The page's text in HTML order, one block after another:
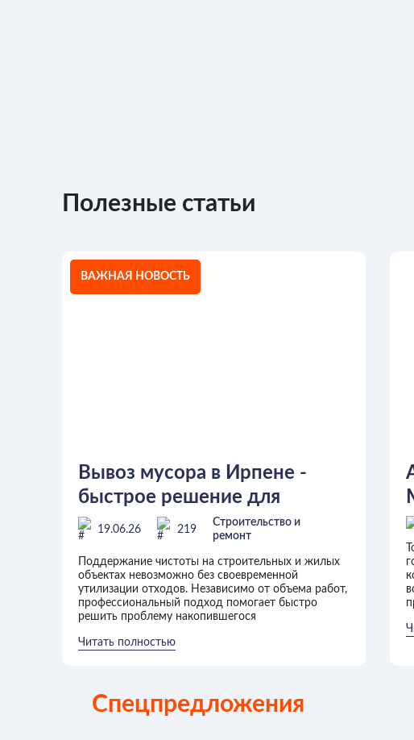
Полезные статьи
ВАЖНАЯ НОВОСТЬ
Вывоз мусора в Ирпене -
быстрое решение для
частных и коммерческих
объектов
19.06.26 219
Строительство и
ремонт
Поддержание чистоты на строительных и жилых
объектах невозможно без своевременной
утилизации отходов. Независимо от объема работ,
профессиональный подход помогает быстро
решить проблему накопившегося
Читать полностью
Спецпредложения